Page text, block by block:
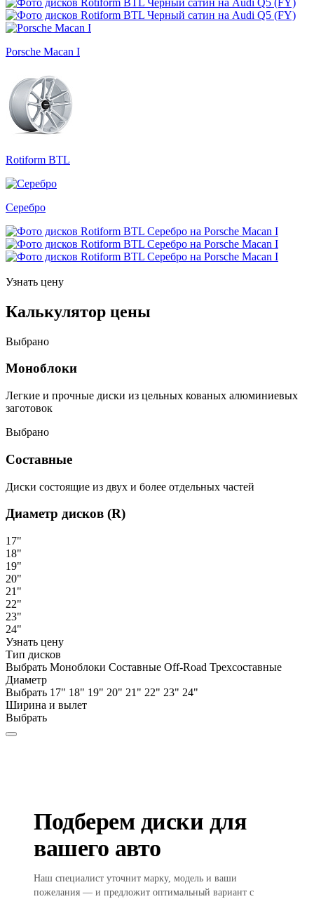
Porsche Macan I
Rotiform BTL
Серебро
Узнать цену
Калькулятор цены
Выбрано
Моноблоки
Легкие и прочные диски из цельных кованых алюминиевых
заготовок
Выбрано
Составные
Диски состоящие из двух и более отдельных частей
Диаметр дисков (R)
17"
18"
19"
20"
21"
22"
23"
24"
Узнать цену
Тип дисков
Выбрать Моноблоки Составные Off-Road Трехсоставные
Диаметр
Выбрать 17" 18" 19" 20" 21" 22" 23" 24"
Ширина и вылет
Выбрать
Подберем диски для
вашего авто
Наш специалист уточнит марку, модель и ваши
пожелания — и предложит оптимальный вариант с